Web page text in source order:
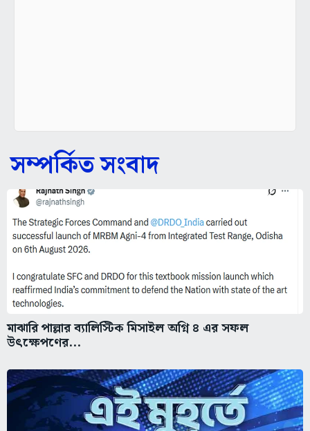
সম্পর্কিত সংবাদ
মাঝারি পাল্লার ব্যালিস্টিক মিসাইল অগ্নি ৪ এর সফল
উৎক্ষেপণের...